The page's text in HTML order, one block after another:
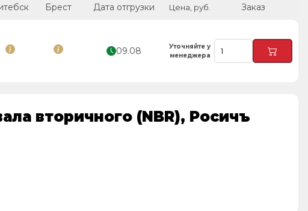
Брест Дата отгрузки Цена, руб. Заказ
09.08
Уточняйте у
менеджера
вторичного (NBR), Росичъ